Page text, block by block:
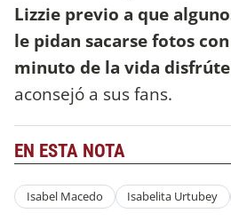
Lizzie previo a que
le pidan sacarse fotos
minuto de la vida
aconsejó a sus fans.
EN ESTA NOTA
Isabel Macedo Isabelita Urtubey